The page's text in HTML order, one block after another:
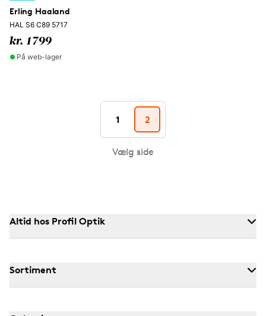
Erling Haaland
HAL S6 C89 5717
kr. 1799
På web-lager
1 2
Vælg side
Altid hos Profil Optik
Sortiment